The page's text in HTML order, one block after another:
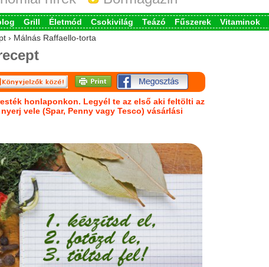
Grill Életmód Csokivilág Teázó Fűszerek Vitaminok
› Málnás Raffaello-torta
honlaponkon. Legyél te az első aki feltölti az
vele (Spar, Penny vagy Tesco) vásárlási